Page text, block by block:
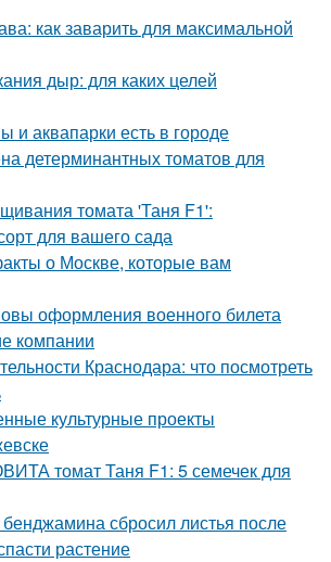
как заварить для максимальной
дыр: для каких целей
и аквапарки есть в городе
детерминантных томатов для
томата 'Таня F1':
для вашего сада
о Москве, которые вам
оформления военного билета
компании
Краснодара: что посмотреть
культурные проекты
томат Таня F1: 5 семечек для
сбросил листья после
растение